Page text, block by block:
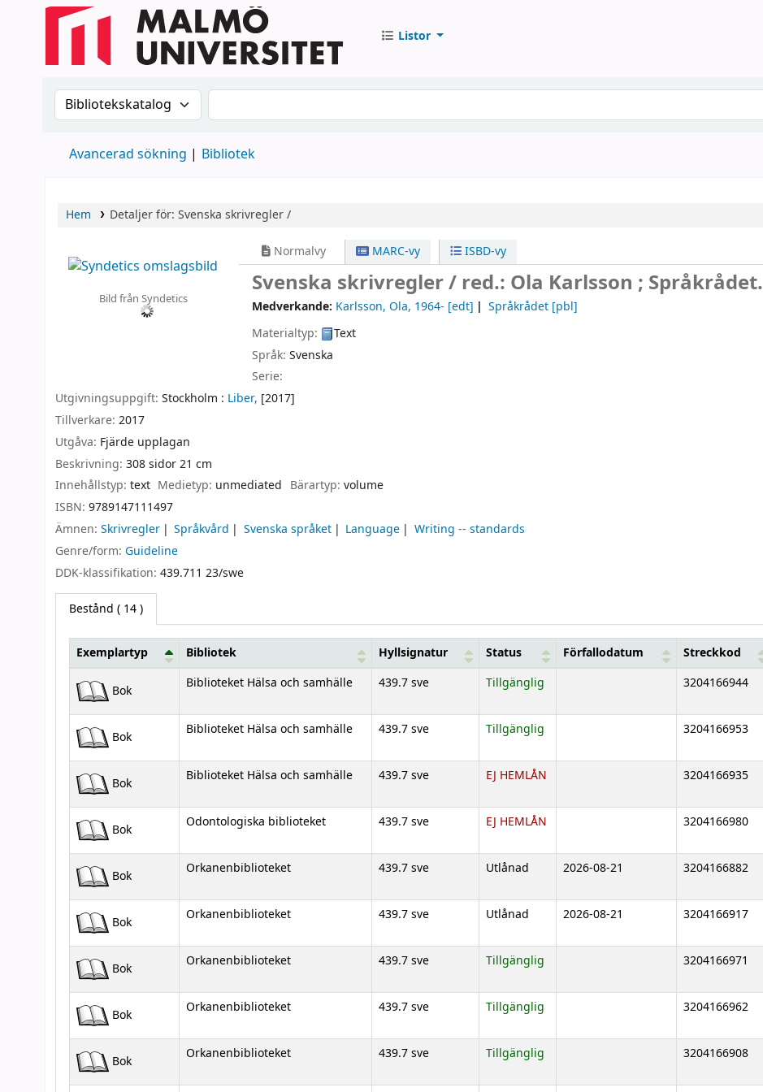
Listor
Sök i katalogen efter:Sök i katalogen
Avancerad sökning Bibliotek
Hem Detaljer för: Svenska skrivregler /
Bild från Syndetics
Normalvy MARC-vy ISBD-vy
Svenska skrivregler / red.: Ola Karlsson ; Språkrådet.
Medverkande: Karlsson, Ola, 1964- [edt] Språkrådet[pbl]
Materialtyp:
Text
Språk:Svenska
Serie:
Utgivningsuppgift: Stockholm : Liber, [2017]
Tillverkare: 2017
Utgåva: Fjärde upplagan
Beskrivning: 308 sidor 21 cm
Innehållstyp: text Medietyp: unmediated Bärartyp: volume
ISBN: 9789147111497
Ämnen: Skrivregler Språkvård Svenska språket Language
Writing -- standards
Genre/form: Guideline
DDK-klassifikation: 439.711 23/swe
Bestånd ( 14 )
Bestånd
Exemplartyp Bibliotek Hyllsignatur Status Förfallodatum Streckkod
Bok Biblioteket Hälsa och samhälle 439.7 sve Tillgänglig 3204166944
Bok Biblioteket Hälsa och samhälle 439.7 sve Tillgänglig 3204166953
Bok Biblioteket Hälsa och samhälle 439.7 sve EJ HEMLÅN 3204166935
Bok Odontologiska biblioteket 439.7 sve EJ HEMLÅN 3204166980
Bok Orkanenbiblioteket 439.7 sve Utlånad 2026-08-21 3204166882
Bok Orkanenbiblioteket 439.7 sve Utlånad 2026-08-21 3204166917
Bok Orkanenbiblioteket 439.7 sve Tillgänglig 3204166971
Bok Orkanenbiblioteket 439.7 sve Tillgänglig 3204166962
Bok Orkanenbiblioteket 439.7 sve Tillgänglig 3204166908